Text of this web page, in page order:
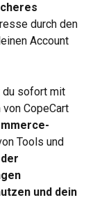
durch den
Account
du sofort mit
CopeCart
Tools und
und dein